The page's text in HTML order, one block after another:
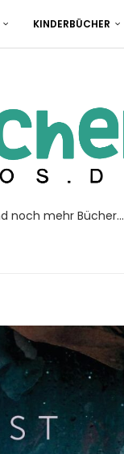
KINDERBÜCHER
noch mehr Bücher...